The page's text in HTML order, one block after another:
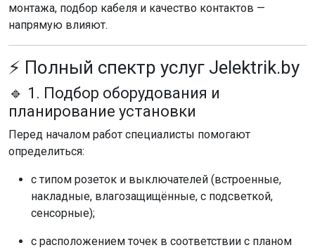
монтажа, подбор кабеля и качество контактов —
напрямую влияют.
⚡ Полный спектр услуг Jelektrik.by
🔹 1. Подбор оборудования и
планирование установки
Перед началом работ специалисты помогают
определиться:
с типом розеток и выключателей (встроенные,
накладные, влагозащищённые, с подсветкой,
сенсорные);
с расположением точек в соответствии с планом